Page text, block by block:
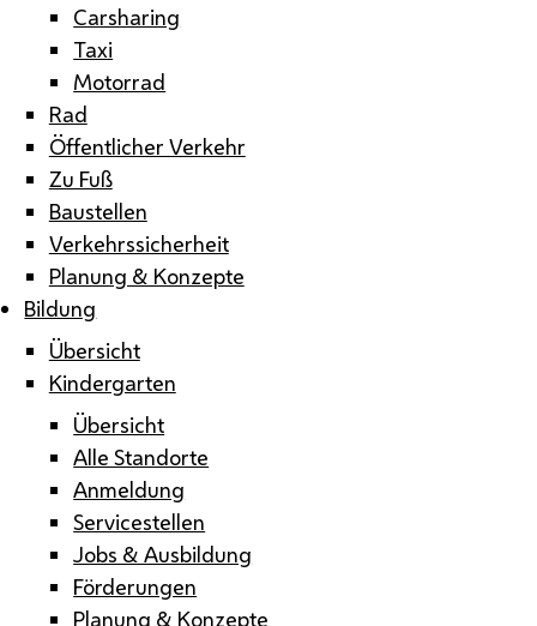
Carsharing
Taxi
Motorrad
Rad
Öffentlicher Verkehr
Zu Fuß
Baustellen
Verkehrssicherheit
Planung & Konzepte
Bildung
Übersicht
Kindergarten
Übersicht
Alle Standorte
Anmeldung
Servicestellen
Jobs & Ausbildung
Förderungen
Planung & Konzepte